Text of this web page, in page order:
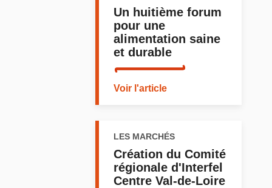
Un huitième forum
pour une
alimentation saine
et durable
Voir l'article
LES MARCHÉS
Création du Comité
régionale d'Interfel
Centre Val-de-Loire